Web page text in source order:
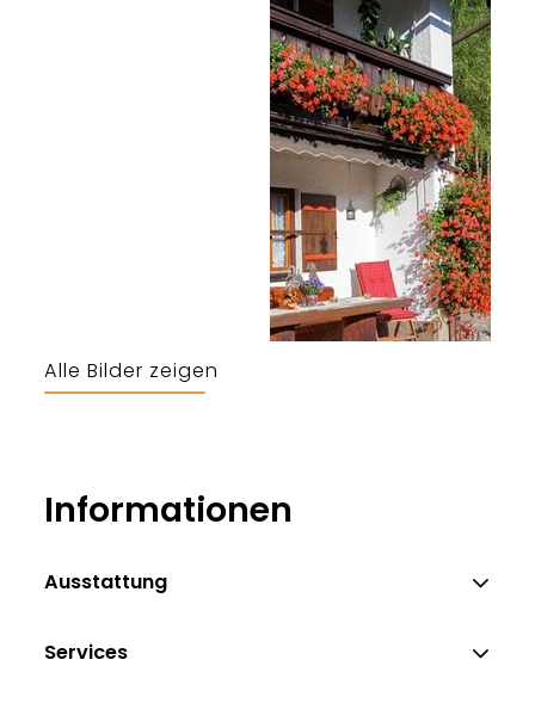
Alle Bilder zeigen
Informationen
Ausstattung
Services